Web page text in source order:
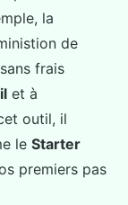
la
de
frais
et à
outil, il
le Starter
premiers pas